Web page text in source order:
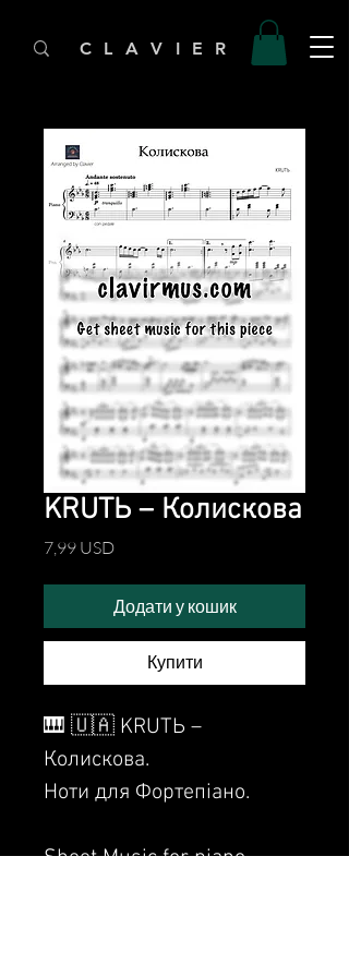
C L A V I E R
KRUTЬ – Колискова
7,99 USDЦіна
Додати у кошик
Купити
🎹 🇺🇦 KRUTЬ –
Колискова.
Ноти для Фортепіано.
Sheet Music for piano.